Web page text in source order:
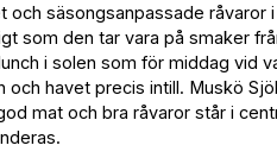
säsongsanpassade råvaror
som den tar vara på smaker
i solen som för middag vid
och havet precis intill. Muskö
mat och bra råvaror står i